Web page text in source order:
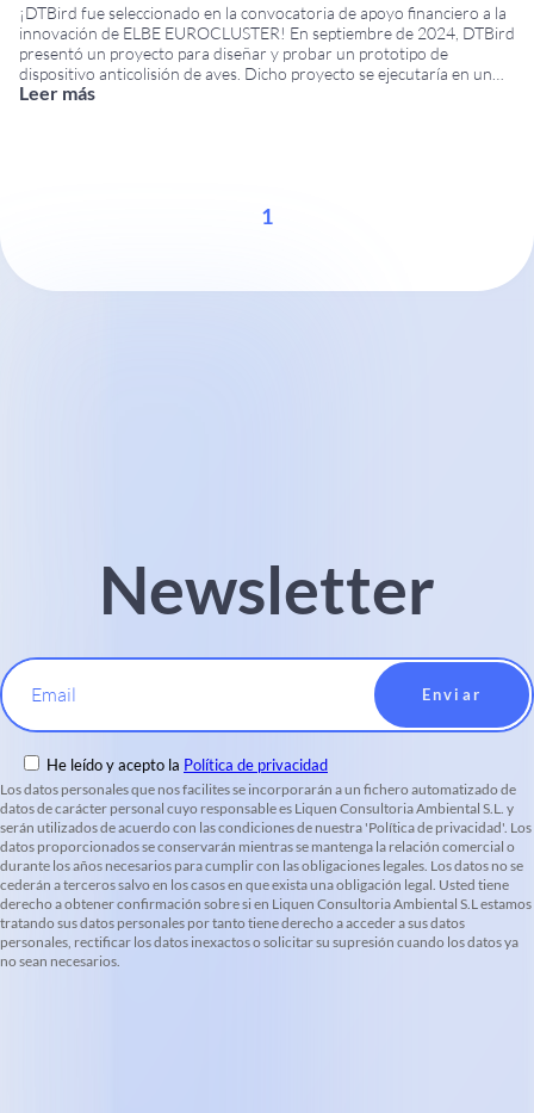
¡DTBird fue seleccionado en la convocatoria de apoyo financiero a la
innovación de ELBE EUROCLUSTER! En septiembre de 2024, DTBird
presentó un proyecto para diseñar y probar un prototipo de
dispositivo anticolisión de aves. Dicho proyecto se ejecutaría en un
parque eólico flotante situado en la costa sur de Francia. El proyecto
Leer más
1
Newsletter
Email
He leído y acepto la Política de privacidad
Los datos personales que nos facilites se incorporarán a un fichero automatizado de
datos de carácter personal cuyo responsable es Liquen Consultoria Ambiental S.L. y
serán utilizados de acuerdo con las condiciones de nuestra 'Política de privacidad'. Los
datos proporcionados se conservarán mientras se mantenga la relación comercial o
durante los años necesarios para cumplir con las obligaciones legales. Los datos no se
cederán a terceros salvo en los casos en que exista una obligación legal. Usted tiene
derecho a obtener confirmación sobre si en Liquen Consultoria Ambiental S.L estamos
tratando sus datos personales por tanto tiene derecho a acceder a sus datos
personales, rectificar los datos inexactos o solicitar su supresión cuando los datos ya
no sean necesarios.